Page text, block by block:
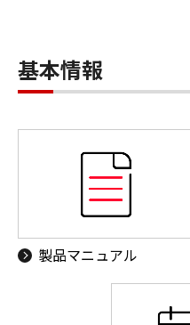
基本情報
製品マニュアル